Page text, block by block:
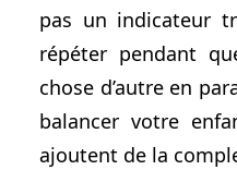
pas un indicateur
répéter pendant
chose d’autre en
balancer votre
ajoutent de la